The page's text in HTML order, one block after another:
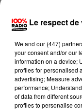
Le respect
We and our (447)
your consent and/or our
information on a device;
profiles for personalised
advertising; Measure
performance;
of data from different
profiles to personalise